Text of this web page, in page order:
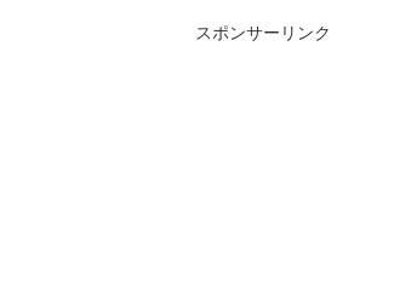
スポンサーリンク